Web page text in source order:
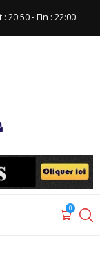
- Fin : ‪22:00‬
0